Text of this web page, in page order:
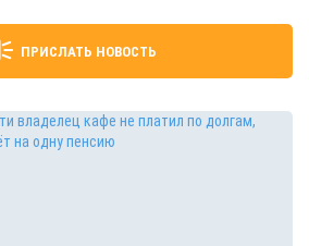
ПРИСЛАТЬ НОВОСТЬ